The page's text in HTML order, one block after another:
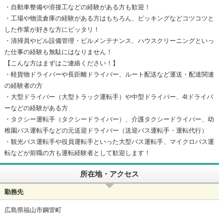
・自動車整備や溶接工などの経験がある方も歓迎！
・工場や物流倉庫の経験がある方はもちろん、ピッキングなどコツコツと
した作業が好きな方にピッタリ！
・清掃員やビル設備管理・ビルメンテナンス、ハウスクリーニングといっ
た仕事の経験も無駄にはなりません！
【こんな方はまずはご連絡ください！】
・軽貨物ドライバーや長距離ドライバー、ルート配送など運送・配達関連
の経験者の方
・大型ドライバー（大型トラック運転手）や中型ドライバー、4tドライバ
ーなどの経験がある方
・タクシー運転手（タクシードライバー）、介護タクシードライバー、幼
稚園バス運転手などの元送迎ドライバー（送迎バス運転手・運転代行）
・観光バス運転手や役員運転手といった大型バス運転手、マイクロバス運
転などが前職の方も運転経験者として歓迎します！
所在地・アクセス
勤務先
広島県福山市鋼管町